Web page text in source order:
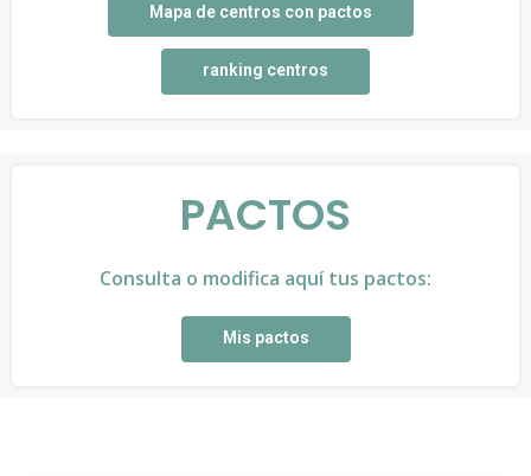
Mapa de centros con pactos
ranking centros
PACTOS
Consulta o modifica aquí tus pactos:
Mis pactos